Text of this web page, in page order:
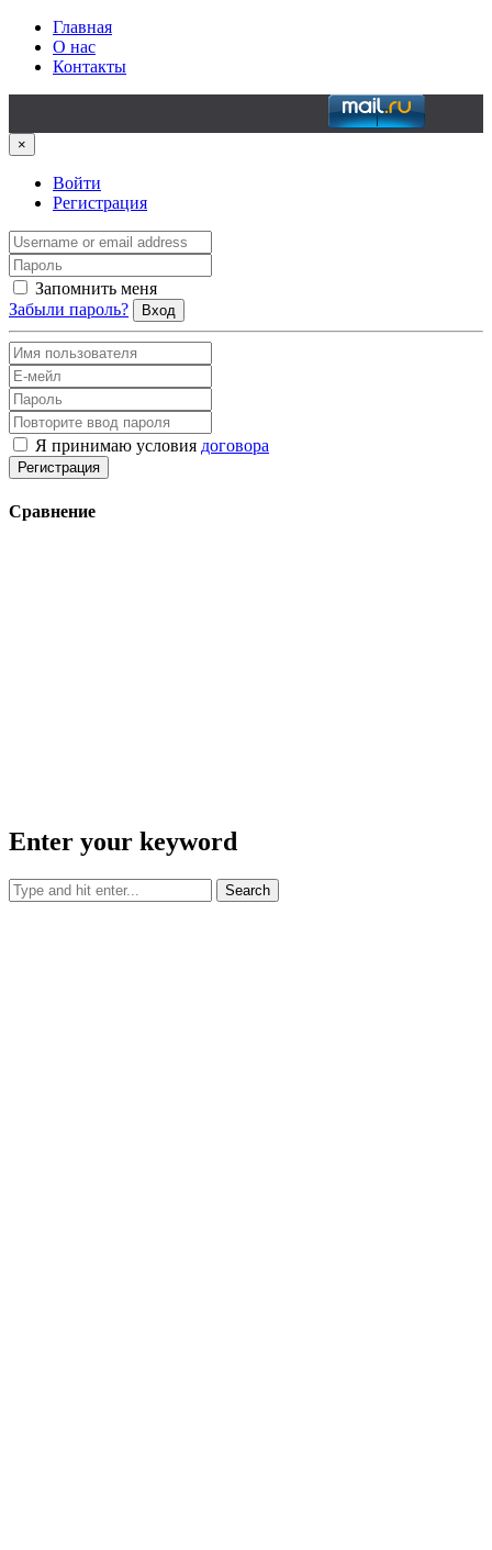
Главная
О нас
Контакты
×
Войти
Регистрация
Запомнить меня
Забыли пароль?
Вход
Я принимаю условия договора
Регистрация
Сравнение
Enter your keyword
Search